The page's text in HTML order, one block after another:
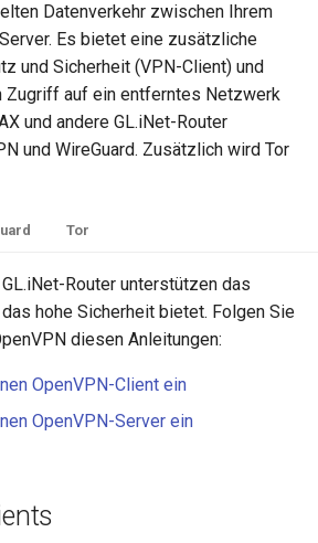
Datenverkehr zwischen Ihrem
Es bietet eine zusätzliche
und Sicherheit (VPN-Client) und
Zugriff auf ein entferntes Netzwerk
und andere GL.iNet-Router
und WireGuard. Zusätzlich wird Tor
Tor
Router unterstützen das
hohe Sicherheit bietet. Folgen Sie
diesen Anleitungen:
OpenVPN-Client ein
OpenVPN-Server ein